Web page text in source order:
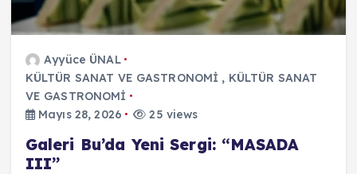
Ayyüce ÜNAL
KÜLTÜR SANAT VE GASTRONOMİ , KÜLTÜR SANAT
VE GASTRONOMİ
Mayıs 28, 2026
25 views
Galeri Bu’da Yeni Sergi: “MASADA
III”